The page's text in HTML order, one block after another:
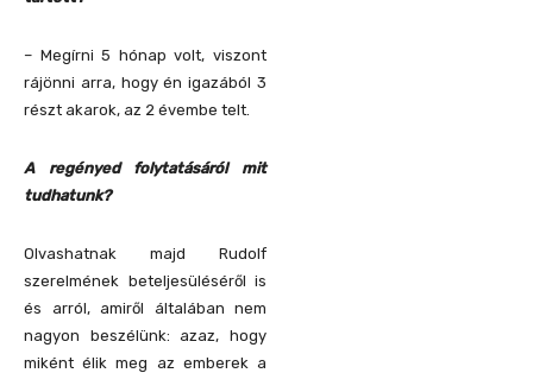
– Megírni 5 hónap volt, viszont
rájönni arra, hogy én igazából 3
részt akarok, az 2 évembe telt.
A regényed folytatásáról mit
tudhatunk?
Olvashatnak majd Rudolf
szerelmének beteljesüléséről is
és arról, amiről általában nem
nagyon beszélünk: azaz, hogy
miként élik meg az emberek a